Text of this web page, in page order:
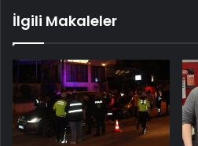
İlgili Makaleler